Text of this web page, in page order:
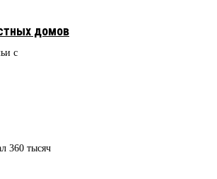
домов
с
360 тысяч